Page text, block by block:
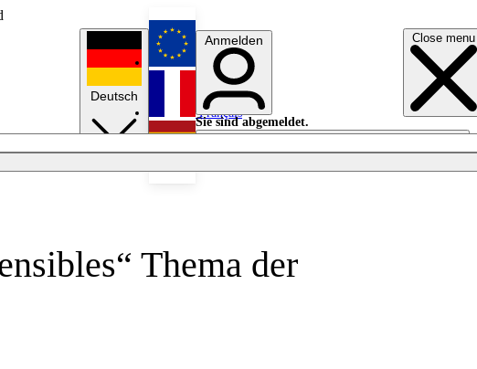
Close menu
Deutsch
English
Français
Anmelden
Sie sind abgemeldet.
Anmelden
Licht aus
Thema der